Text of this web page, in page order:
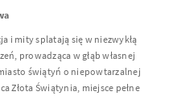
i mity splatają się w niezwykłą
prowadząca w głąb własnej
świątyń o niepowtarzalnej
Złota Świątynia, miejsce pełne